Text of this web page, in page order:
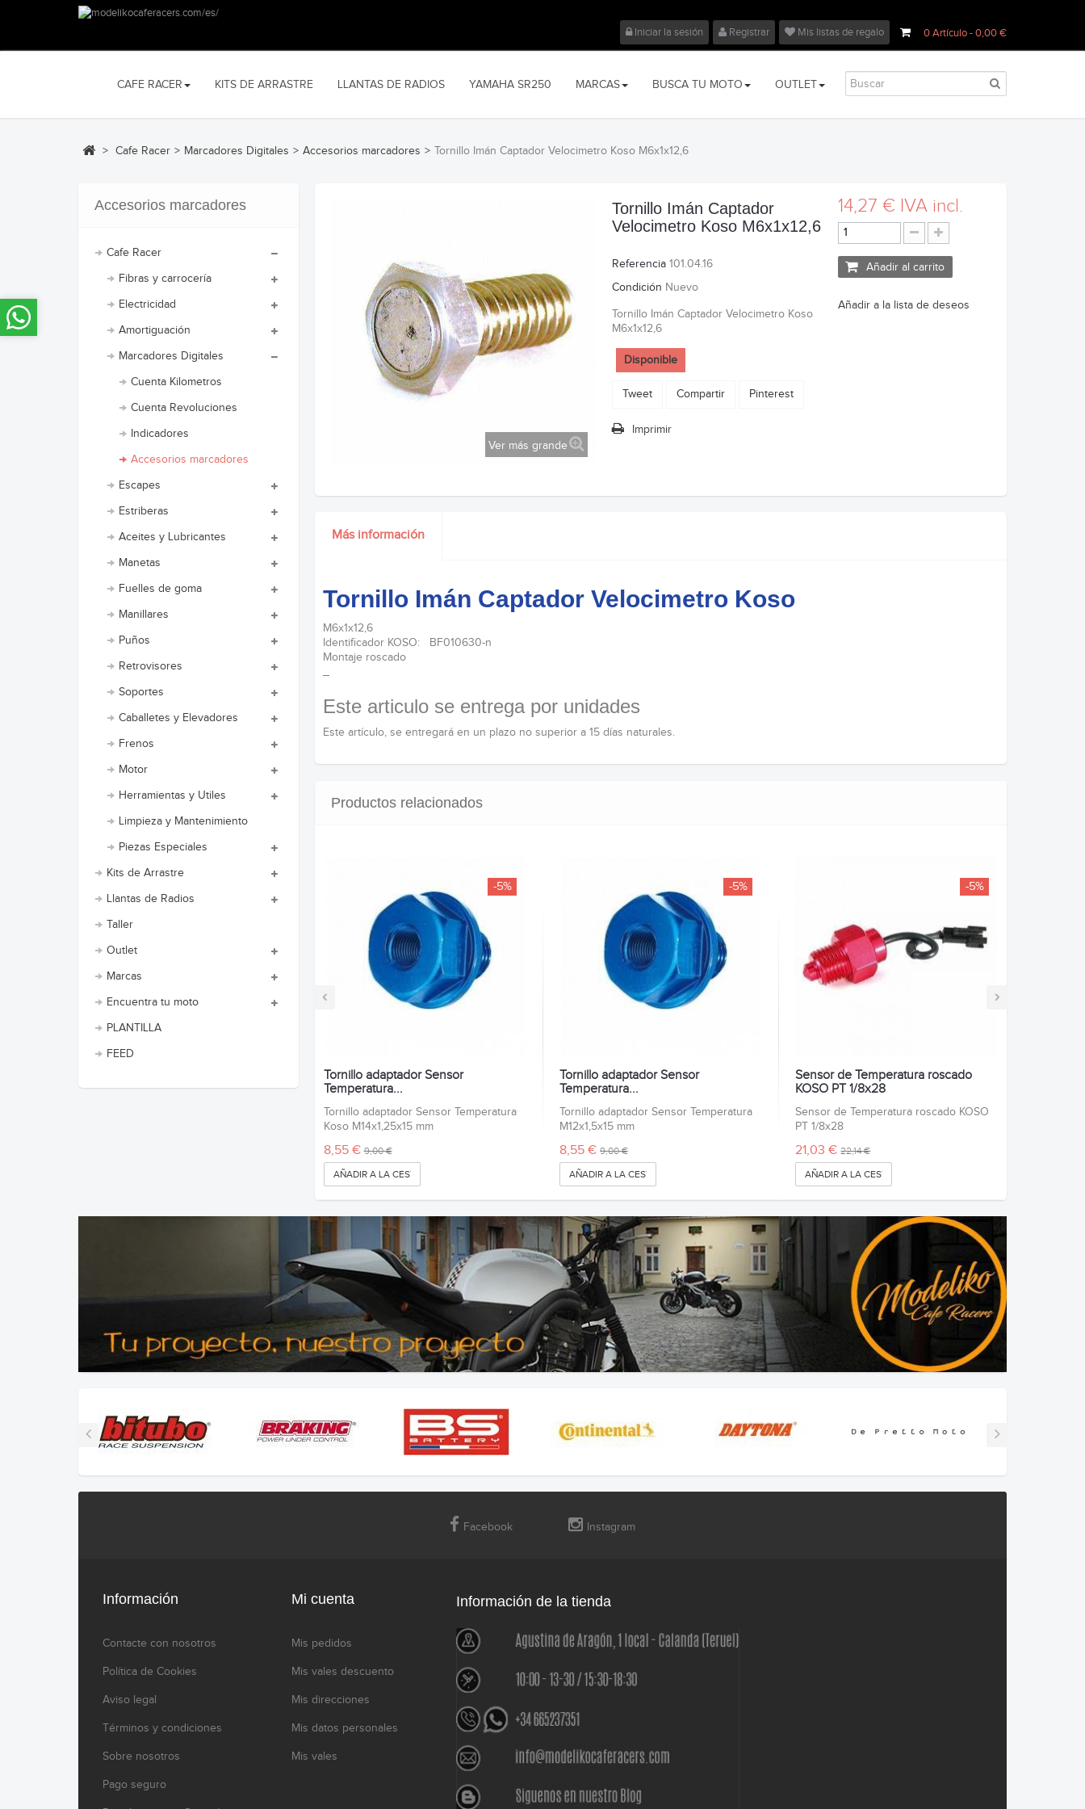
0Artículo- 0,00 €
Iniciar la sesión Registrar Mis listas de regalo
CAFE RACER KITS DE ARRASTRE LLANTAS DE RADIOS YAMAHA SR250 MARCAS BUSCA TU MOTO OUTLET
> Cafe Racer > Marcadores Digitales > Accesorios marcadores > Tornillo Imán Captador Velocimetro Koso M6x1x12,6
Accesorios marcadores
Cafe Racer
Fibras y carrocería
Electricidad
Amortiguación
Marcadores Digitales
Cuenta Kilometros
Cuenta Revoluciones
Indicadores
Accesorios marcadores
Escapes
Estriberas
Aceites y Lubricantes
Manetas
Fuelles de goma
Manillares
Puños
Retrovisores
Soportes
Caballetes y Elevadores
Frenos
Motor
Herramientas y Utiles
Limpieza y Mantenimiento
Piezas Especiales
Kits de Arrastre
Llantas de Radios
Taller
Outlet
Marcas
Encuentra tu moto
PLANTILLA
FEED
Ver más grande
Tornillo Imán Captador
Velocimetro Koso M6x1x12,6
Referencia 101.04.16
Condición Nuevo
Tornillo Imán Captador Velocimetro Koso
M6x1x12,6
Disponible
Tweet Compartir Pinterest
Imprimir
14,27 € IVA incl.
Añadir al carrito
Añadir a la lista de deseos
Más información
Tornillo Imán Captador Velocimetro Koso
M6x1x12,6
Identificador KOSO: BF010630-n
Montaje roscado
Este articulo se entrega por unidades
Este artículo, se entregará en un plazo no superior a 15 días naturales.
Productos relacionados
‹ ›
-5%
Tornillo adaptador Sensor
Temperatura...
Tornillo adaptador Sensor Temperatura
Koso M14x1,25x15 mm
8,55 € 9,00 €
AÑADIR A LA CESTA
-5%
Tornillo adaptador Sensor
Temperatura...
Tornillo adaptador Sensor Temperatura
M12x1,5x15 mm
8,55 € 9,00 €
AÑADIR A LA CESTA
-5%
Sensor de Temperatura roscado
KOSO PT 1/8x28
Sensor de Temperatura roscado KOSO
PT 1/8x28
21,03 € 22,14 €
AÑADIR A LA CESTA
Facebook Instagram
Información
Contacte con nosotros
Política de Cookies
Aviso legal
Términos y condiciones
Sobre nosotros
Pago seguro
Mi cuenta
Mis pedidos
Mis vales descuento
Mis direcciones
Mis datos personales
Mis vales
Información de la tienda